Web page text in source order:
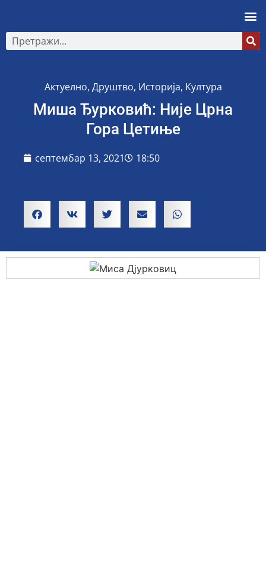
Актуелно, Друштво, Историја, Култура
Миша Ђурковић: Није Црна
Гора Цетиње
септембар 13, 2021 18:50